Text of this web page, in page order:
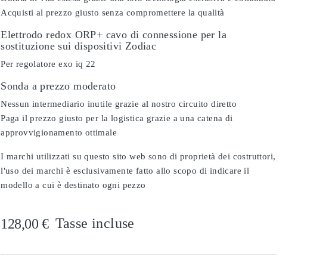
Acquisti al prezzo giusto senza compromettere la qualità
Elettrodo redox ORP+ cavo di connessione per la
sostituzione sui dispositivi Zodiac
Per regolatore exo iq 22
Sonda a prezzo moderato
Nessun intermediario inutile grazie al nostro circuito diretto
Paga il prezzo giusto per la logistica grazie a una catena di
approvvigionamento ottimale
I marchi utilizzati su questo sito web sono di proprietà dei costruttori,
l'uso dei marchi è esclusivamente fatto allo scopo di indicare il
modello a cui è destinato ogni pezzo
128,00 € Tasse incluse